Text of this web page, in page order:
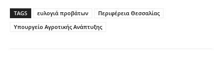
TAGS ευλογιά προβάτων
Περιφέρεια Θεσσαλίας
Υπουργείο Αγροτικής Ανάπτυξης